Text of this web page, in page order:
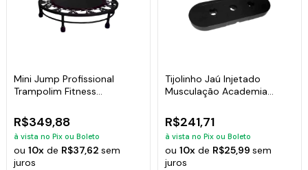
Mini Jump Profissional
Trampolim Fitness
R$349,88
à vista no Pix ou Boleto
ou10x de R$37,62sem
juros
Tijolinho Jaú Injetado
Musculação Academia
R$241,71
à vista no Pix ou Boleto
ou 10xde R$25,99 sem
juros